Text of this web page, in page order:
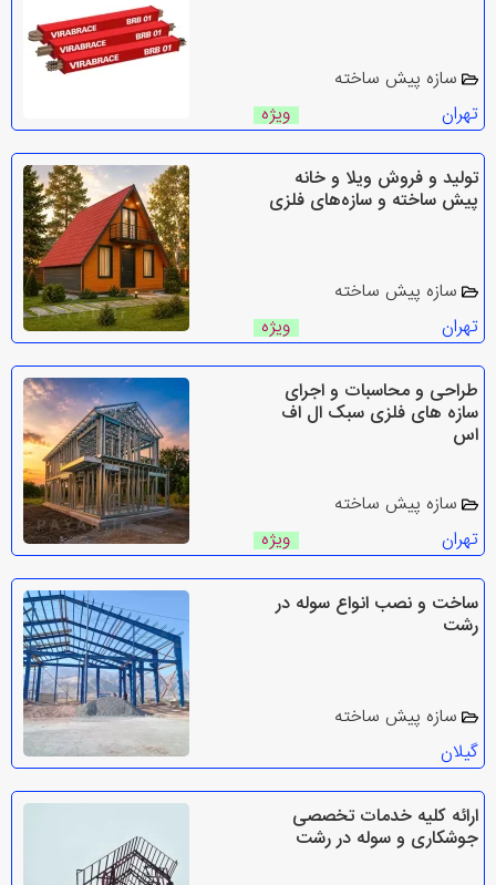
سازه پیش ساخته
تهران
ویژه
تولید و فروش ویلا و خانه
پیش ساخته و سازه‌های فلزی
سازه پیش ساخته
تهران
ویژه
طراحی و محاسبات و اجرای
سازه‌ های فلزی سبک ال اف
اس
سازه پیش ساخته
تهران
ویژه
ساخت و نصب انواع سوله در
رشت
سازه پیش ساخته
گیلان
ارائه کلیه خدمات تخصصی
جوشکاری و سوله در رشت